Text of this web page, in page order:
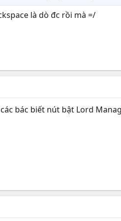
là dò đc rồi mà =/
bác biết nút bật Lord